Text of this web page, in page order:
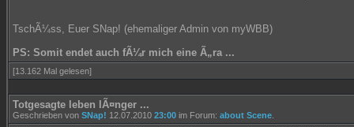
TschÃ¼ss, Euer SNap! (ehemaliger Admin von myWBB)
PS: Somit endet auch fÃ¼r mich eine Ã„ra ...
[13.162 Mal gelesen]
Totgesagte leben lÃ¤nger ...
Geschrieben von SNap! 12.07.2010 23:00 im Forum: about Scene